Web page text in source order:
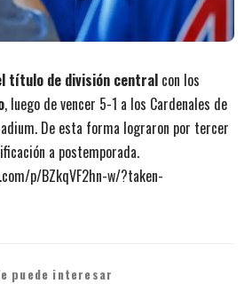
título de división central con los
, luego de vencer 5-1 a los Cardenales de
De esta forma lograron por tercer
a postemporada.
p/BZkqVF2hn-w/?taken-
puede interesar